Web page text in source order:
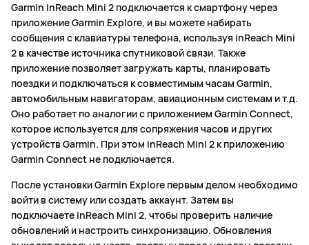
Garmin inReach Mini 2 подключается к смартфону через
приложение Garmin Explore, и вы можете набирать
сообщения с клавиатуры телефона, используя inReach Mini
2 в качестве источника спутниковой связи. Также
приложение позволяет загружать карты, планировать
поездки и подключаться к совместимым часам Garmin,
автомобильным навигаторам, авиационным системам и т.д.
Оно работает по аналогии с приложением Garmin Connect,
которое используется для сопряжения часов и других
устройств Garmin. При этом inReach Mini 2 к приложению
Garmin Connect не подключается.
После установки Garmin Explore первым делом необходимо
войти в систему или создать аккаунт. Затем вы
подключаете inReach Mini 2, чтобы проверить наличие
обновлений и настроить синхронизацию. Обновления